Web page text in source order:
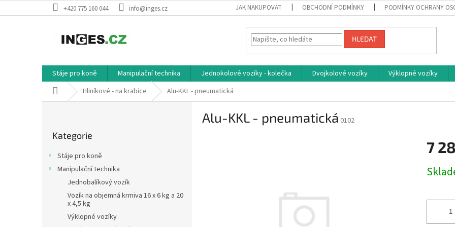
na
+420 775 160 044 info@inges.cz JAK NAKUPOVAT OBCHODNÍ PODMÍNKY PODMÍNKY OCHRANY
HLEDAT
Stáje pro koně Manipulační technika Jednokolové vozíky - kolečka Dvojkolové vozíky Výklopné vozíky
Domů Hliníkové - na krabice Alu-KKL - pneumatická
kategorie
Kategorie
Stáje pro koně
Manipulační technika
Jednobalíkový vozík
Vozík na objemná krmiva 16 x 6 kg a 20
x 4,5 kg
Výklopné vozíky
Alu-KKL - pneumatická 0102
7
cena: